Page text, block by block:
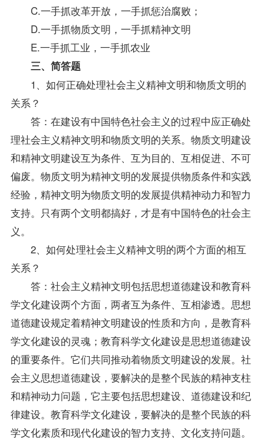
C.一手抓改革开放，一手抓惩治腐败；
D.一手抓物质文明，一手抓精神文明
E.一手抓工业，一手抓农业
三、简答题
1、如何正确处理社会主义精神文明和物质文明的
关系？
答：在建设有中国特色社会主义的过程中应正确处
理社会主义精神文明和物质文明的关系。物质文明建设
和精神文明建设互为条件、互为目的、互相促进、不可
偏废。物质文明为精神文明的发展提供物质条件和实践
经验，精神文明为物质文明的发展提供精神动力和智力
支持。只有两个文明都搞好，才是有中国特色的社会主
义。
2、如何处理社会主义精神文明的两个方面的相互
关系？
答：社会主义精神文明包括思想道德建设和教育科
学文化建设两个方面，两者互为条件、互相渗透。思想
道德建设规定着精神文明建设的性质和方向，是教育科
学文化建设的灵魂；教育科学文化建设是思想道德建设
的重要条件。它们共同推动着物质文明建设的发展。社
会主义思想道德建设，要解决的是整个民族的精神支柱
和精神动力问题，它主要包括思想建设、道德建设和纪
律建设。教育科学文化建设，要解决的是整个民族的科
学文化素质和现代化建设的智力支持、文化支持问题。